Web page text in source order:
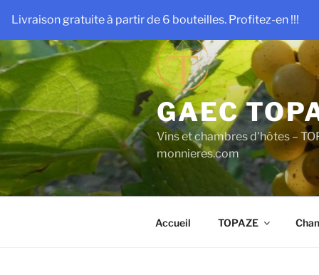
Livraison gratuite à partir de 6 bouteilles. Profitez-en !!!
contenu
principal
GAEC
Vins et chambres d'hôtes –
monnieres.com
Accueil TOPAZE